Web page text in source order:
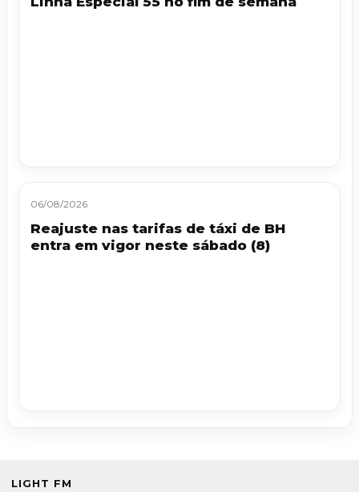
06/08/2026
Reajuste nas tarifas de táxi de BH
entra em vigor neste sábado (8)
LIGHT FM